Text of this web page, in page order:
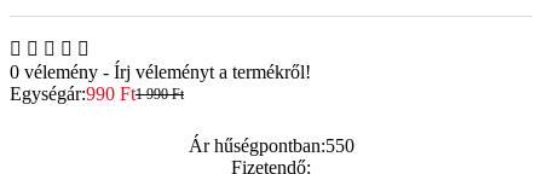
0 vélemény - Írj véleményt a termékről!
Egységár:990 Ft1 990 Ft
Ár hűségpontban:550
Fizetendő: